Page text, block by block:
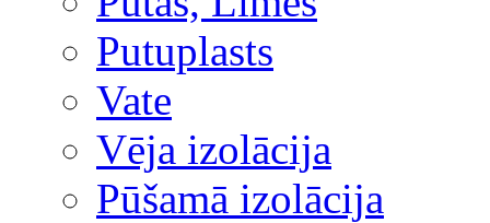
Putuplasts
Vate
Vēja izolācija
Pūšamā izolācija